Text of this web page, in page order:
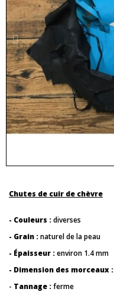
Chutes de cuir de chèvre
- Couleurs :diverses
- Grain :naturel de la peau
- Épaisseur :environ 1.4 mm
- Dimension des morceaux :
- Tannage :ferme